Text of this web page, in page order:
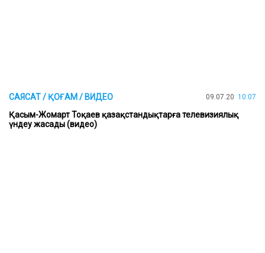
САЯСАТ / ҚОҒАМ / ВИДЕО 09.07.20 10:07
Қасым-Жомарт Тоқаев қазақстандықтарға телевизиялық
үндеу жасады (видео)